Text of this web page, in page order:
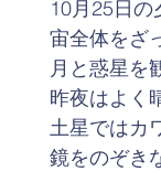
10月25日
宙全体をざ
月と惑星を
昨夜はよく
土星ではカ
鏡をのぞき